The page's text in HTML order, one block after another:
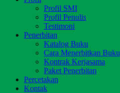
Profil SMI
Profil Penulis
Testimoni
Penerbitan
Katalog Buku
Cara Menerbitkan Buku
Kontrak Kerjasama
Paket Penerbitan
Percetakan
Kontak